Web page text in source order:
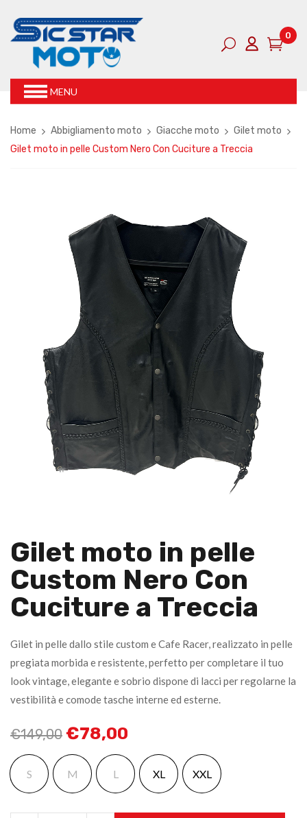
0
MENU
Home Abbigliamento moto Giacche moto
Gilet moto
Gilet moto in pelle Custom Nero Con Cuciture a Treccia
Gilet moto in pelle
Custom Nero Con
Cuciture a Treccia
Gilet in pelle dallo stile custom e Cafe Racer, realizzato in pelle
pregiata morbida e resistente, perfetto per completare il tuo
look vintage, elegante e sobrio dispone di lacci per regolarne la
vestibilità e comode tasche interne ed esterne.
€149,00 €78,00
S M L XL XXL